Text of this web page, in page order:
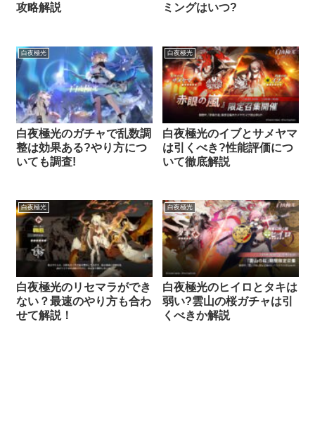
攻略解説
ミングはいつ?
白夜極光
白夜極光のガチャで乱数調
整は効果ある?やり方につ
いても調査!
白夜極光
白夜極光のイブとサメヤマ
は引くべき?性能評価につ
いて徹底解説
白夜極光
白夜極光のリセマラができ
ない？最速のやり方も合わ
せて解説！
白夜極光
白夜極光のヒイロとタキは
弱い?雲山の桜ガチャは引
くべきか解説